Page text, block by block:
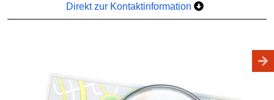
Direkt zur Kontaktinformation